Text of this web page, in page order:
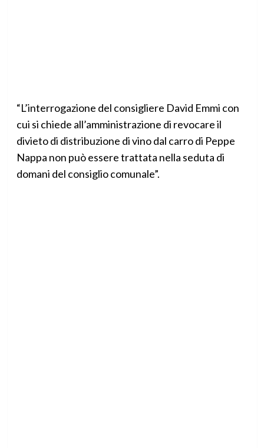
“L’interrogazione del consigliere David Emmi con
cui si chiede all’amministrazione di revocare il
divieto di distribuzione di vino dal carro di Peppe
Nappa non può essere trattata nella seduta di
domani del consiglio comunale”.